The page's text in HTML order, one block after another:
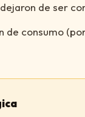
de ser
de consumo